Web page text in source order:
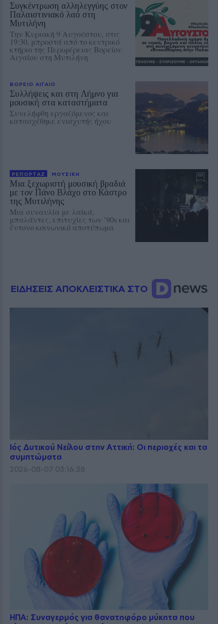
Συγκέντρωση αλληλεγγύης στον
Παλαιστινιακό λαό στη
Μυτιλήνη
Την Κυριακή 9 Αυγούστου, στις
19:30, μπροστά από το κεντρικό
κτήριο της Περιφέρειας Βορείου
Αιγαίου στη Μυτιλήνη
ΒΟΡΕΙΟ ΑΙΓΑΙΟ
Συλλήψεις και στη Λήμνο για
μουσική στα καταστήματα
Συνελήφθη εργαζόμενος και
κατασχέθηκε ενισχυτής ήχου
ΡΕΠΟΡΤΑΖ ΜΟΥΣΙΚΗ
Μια ξεχωριστή μουσική βραδιά
με τον Πάνο Βλάχο στο Κάστρο
της Μυτιλήνης
Μια συναυλία με λαϊκά,
μπαλάντες, επιτυχίες των ’90s και
έντονο κοινωνικό αποτύπωμα
ΕΙΔΗΣΕΙΣ ΑΠΟΚΛΕΙΣΤΙΚΑ ΣΤΟ
Ιός Δυτικού Νείλου στην Αττική: Οι περιοχές και τα
συμπτώματα
2026-08-07 03:16:38
ΗΠΑ: Συναγερμός για θανατηφόρο μύκητα που